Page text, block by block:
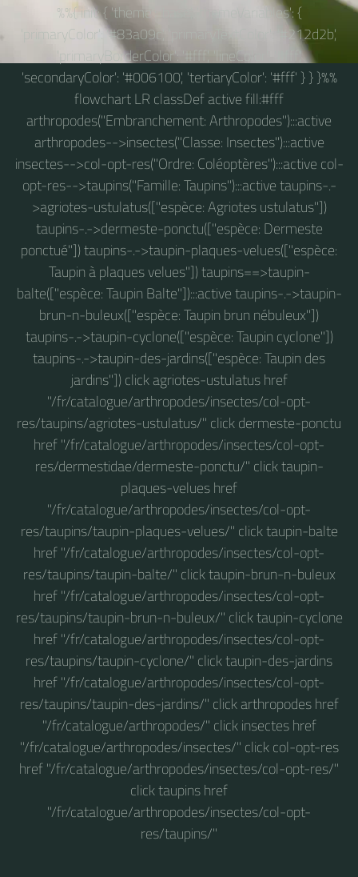
%%{ init: { 'theme': 'base', 'themeVariables': {
'primaryColor': '#83a09c', 'primaryTextColor': '#212d2b',
'primaryBorderColor': '#fff', 'lineColor': '#fff',
'secondaryColor': '#006100', 'tertiaryColor': '#fff' } } }%%
flowchart LR classDef active fill:#fff
arthropodes("Embranchement: Arthropodes"):::active
arthropodes-->insectes("Classe: Insectes"):::active
insectes-->col-opt-res("Ordre: Coléoptères"):::active col-
opt-res-->taupins("Famille: Taupins"):::active taupins-.-
>agriotes-ustulatus(["espèce: Agriotes ustulatus"])
taupins-.->dermeste-ponctu(["espèce: Dermeste
ponctué"]) taupins-.->taupin-plaques-velues(["espèce:
Taupin à plaques velues"]) taupins==>taupin-
balte(["espèce: Taupin Balte"]):::active taupins-.->taupin-
brun-n-buleux(["espèce: Taupin brun nébuleux"])
taupins-.->taupin-cyclone(["espèce: Taupin cyclone"])
taupins-.->taupin-des-jardins(["espèce: Taupin des
jardins"]) click agriotes-ustulatus href
"/fr/catalogue/arthropodes/insectes/col-opt-
res/taupins/agriotes-ustulatus/" click dermeste-ponctu
href "/fr/catalogue/arthropodes/insectes/col-opt-
res/dermestidae/dermeste-ponctu/" click taupin-
plaques-velues href
"/fr/catalogue/arthropodes/insectes/col-opt-
res/taupins/taupin-plaques-velues/" click taupin-balte
href "/fr/catalogue/arthropodes/insectes/col-opt-
res/taupins/taupin-balte/" click taupin-brun-n-buleux
href "/fr/catalogue/arthropodes/insectes/col-opt-
res/taupins/taupin-brun-n-buleux/" click taupin-cyclone
href "/fr/catalogue/arthropodes/insectes/col-opt-
res/taupins/taupin-cyclone/" click taupin-des-jardins
href "/fr/catalogue/arthropodes/insectes/col-opt-
res/taupins/taupin-des-jardins/" click arthropodes href
"/fr/catalogue/arthropodes/" click insectes href
"/fr/catalogue/arthropodes/insectes/" click col-opt-res
href "/fr/catalogue/arthropodes/insectes/col-opt-res/"
click taupins href
"/fr/catalogue/arthropodes/insectes/col-opt-
res/taupins/"